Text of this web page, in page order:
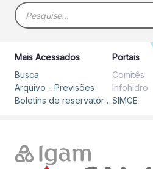
Barra de busca
Mais Acessados
Busca
Arquivo - Previsões
Boletins de reservatórios
Portais
Comitês
Infohidro
SIMGE